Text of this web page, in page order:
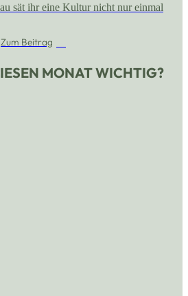
sät ihr eine Kultur nicht nur einmal
Zum Beitrag
MONAT WICHTIG?